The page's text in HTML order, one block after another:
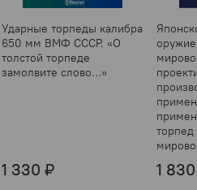
Ударные торпеды калибра
650 мм ВМФ СССР. «О
толстой торпеде
замолвите слово…»
1 330 ₽ 1